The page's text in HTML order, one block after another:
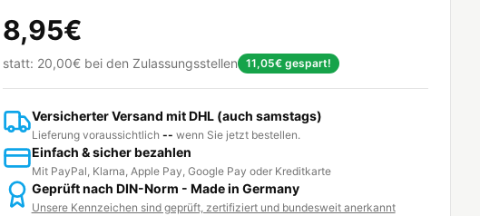
8,95€
statt: 20,00€ bei den Zulassungsstellen 11,05€ gespart!
Versicherter Versand mit DHL (auch samstags)
Lieferung voraussichtlich -- wenn Sie jetzt bestellen.
Einfach & sicher bezahlen
Mit PayPal, Klarna, Apple Pay, Google Pay oder Kreditkarte
Geprüft nach DIN-Norm - Made in Germany
Unsere Kennzeichen sind geprüft, zertifiziert und bundesweit anerkannt